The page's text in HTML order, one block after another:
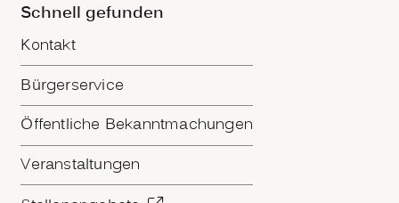
Schnell gefunden
Kontakt
Bürgerservice
Öffentliche Bekanntmachungen
Veranstaltungen